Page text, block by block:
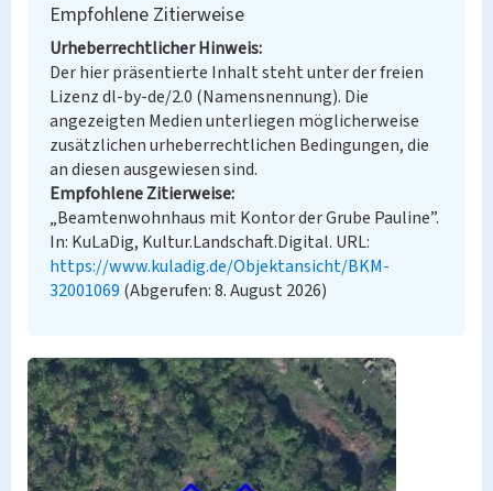
Empfohlene Zitierweise
Urheberrechtlicher Hinweis
Der hier präsentierte Inhalt steht unter der freien
Lizenz dl-by-de/2.0 (Namensnennung). Die
angezeigten Medien unterliegen möglicherweise
zusätzlichen urheberrechtlichen Bedingungen, die
an diesen ausgewiesen sind.
Empfohlene Zitierweise
„Beamtenwohnhaus mit Kontor der Grube Pauline”.
In: KuLaDig, Kultur.Landschaft.Digital. URL:
https://www.kuladig.de/Objektansicht/BKM-
32001069 (Abgerufen: 8. August 2026)